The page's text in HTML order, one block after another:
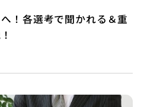
！各選考で聞かれる＆重